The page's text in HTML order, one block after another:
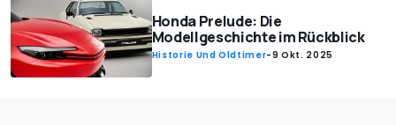
Honda Prelude: Die
Modellgeschichte im Rückblick
Historie Und Oldtimer-9 Okt. 2025